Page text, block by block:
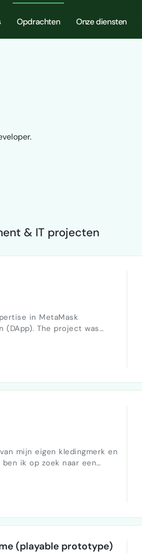
Opdrachten Onze diensten
& IT projecten
in MetaMask
The project was
mijn eigen kledingmerk en
ik op zoek naar een
zelf al een account en wil
(playable prototype)